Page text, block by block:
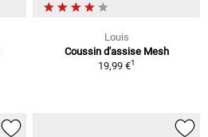
Louis
Coussin d'assise Mesh
19,99 €1